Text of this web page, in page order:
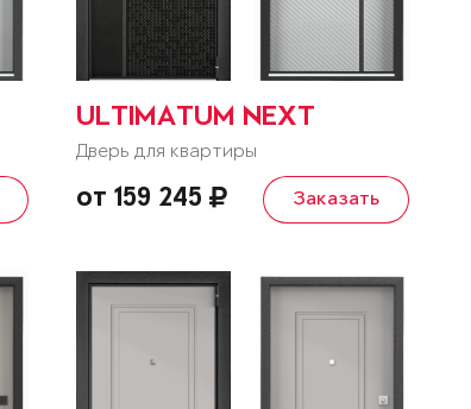
ULTIMATUM NEXT
Дверь для квартиры
от 159 245 Заказать